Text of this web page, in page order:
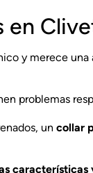
en
y merece
problemas
un collar